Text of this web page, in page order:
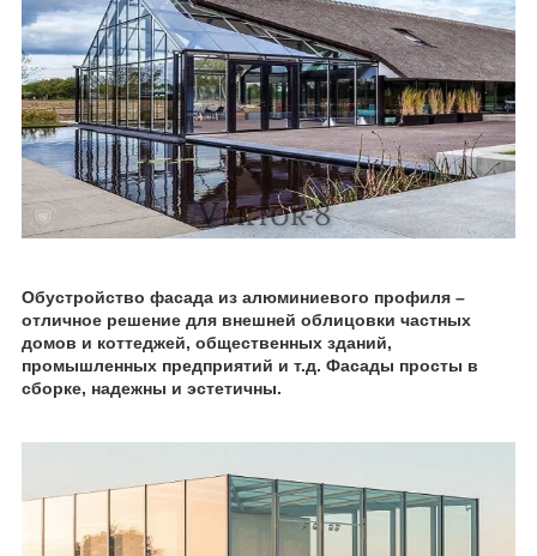
Обустройство фасада из алюминиевого профиля –
отличное решение для внешней облицовки частных
домов и коттеджей, общественных зданий,
промышленных предприятий и т.д. Фасады просты в
сборке, надежны и эстетичны.